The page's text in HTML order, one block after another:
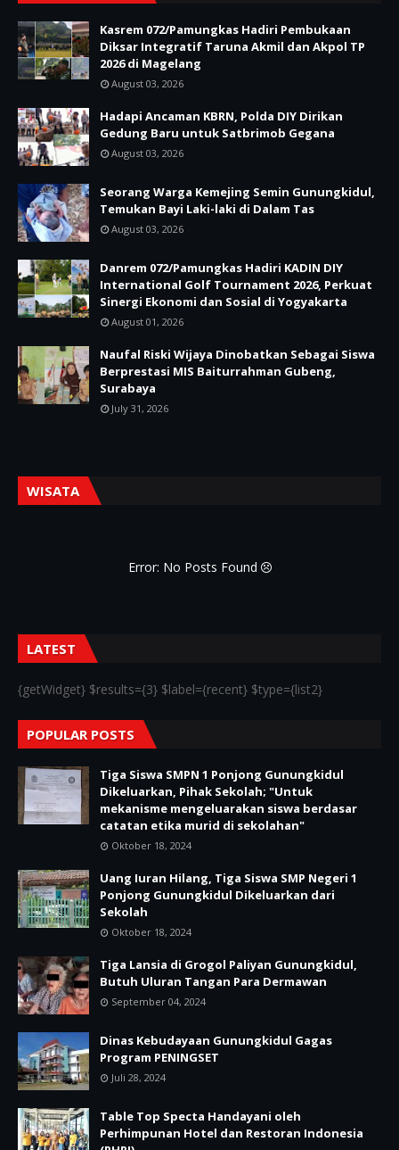
Kasrem 072/Pamungkas Hadiri Pembukaan
Diksar Integratif Taruna Akmil dan Akpol TP
2026 di Magelang
August 03, 2026
Hadapi Ancaman KBRN, Polda DIY Dirikan
Gedung Baru untuk Satbrimob Gegana
August 03, 2026
Seorang Warga Kemejing Semin Gunungkidul,
Temukan Bayi Laki-laki di Dalam Tas
August 03, 2026
Danrem 072/Pamungkas Hadiri KADIN DIY
International Golf Tournament 2026, Perkuat
Sinergi Ekonomi dan Sosial di Yogyakarta
August 01, 2026
Naufal Riski Wijaya Dinobatkan Sebagai Siswa
Berprestasi MIS Baiturrahman Gubeng,
Surabaya
July 31, 2026
WISATA
Error: No Posts Found
LATEST
{getWidget} $results={3} $label={recent} $type={list2}
POPULAR POSTS
Tiga Siswa SMPN 1 Ponjong Gunungkidul
Dikeluarkan, Pihak Sekolah; "Untuk
mekanisme mengeluarakan siswa berdasar
catatan etika murid di sekolahan"
Oktober 18, 2024
Uang Iuran Hilang, Tiga Siswa SMP Negeri 1
Ponjong Gunungkidul Dikeluarkan dari
Sekolah
Oktober 18, 2024
Tiga Lansia di Grogol Paliyan Gunungkidul,
Butuh Uluran Tangan Para Dermawan
September 04, 2024
Dinas Kebudayaan Gunungkidul Gagas
Program PENINGSET
Juli 28, 2024
Table Top Specta Handayani oleh
Perhimpunan Hotel dan Restoran Indonesia